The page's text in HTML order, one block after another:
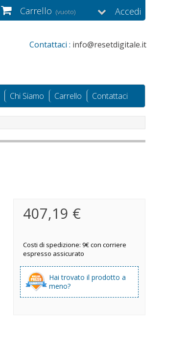
Accedi
Carrello (vuoto)
Contattaci : info@resetdigitale.it
Chi Siamo Carrello Contattaci
407,19 €
Costi di spedizione: 9€ con corriere
espresso assicurato
Hai trovato il prodotto a
meno?